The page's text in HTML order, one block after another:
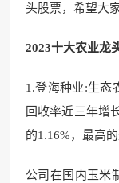
头股票，希望大
2023十大农业龙
1.登海种业:生态
回收率近三年增
的1.16%，最高
公司在国内玉米